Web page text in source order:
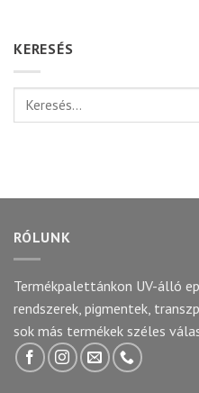
KERESÉS
RÓLUNK
Termékpalettánkon UV-álló
rendszerek, pigmentek,
sok más termékek széles